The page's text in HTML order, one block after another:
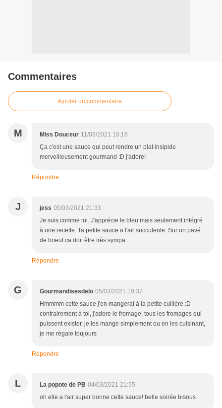
Commentaires
Ajouter un commentaire
M Miss Douceur 11/03/2021 10:16
Ça c'est une sauce qui peut rendre un plat insipide
merveilleusement gourmand :D j'adore!
Répondre
J jess 05/03/2021 21:33
Je suis comme toi. J'apprécie le bleu mais seulement intégré
à une recette. Ta petite sauce a l'air succulente. Sur un pavé
de boeuf ca doit être très sympa
Répondre
G Gourmandisesdelo 05/03/2021 10:37
Hmmmm cette sauce j'en mangerai à la petite cuillère :D
contrairement à toi, j'adore le fromage, tous les fromages qui
puissent exister, je les mange simplement ou en les cuisinant,
je me régale toujours
Répondre
L La popote de PB 04/03/2021 21:55
oh elle a l'air super bonne cette sauce! belle soirée bisous